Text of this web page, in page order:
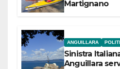
Martignano
ANGUILLARA
Sinistra
Anguillara